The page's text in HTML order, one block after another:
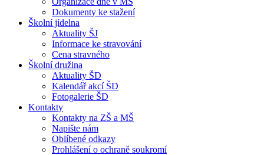
Dokumenty ke stažení
Školní jídelna
Aktuality ŠJ
Informace ke stravování
Cena stravného
Školní družina
Aktuality ŠD
Kalendář akcí ŠD
Fotogalerie ŠD
Kontakty
Kontakty na ZŠ a MŠ
Napište nám
Oblíbené odkazy
Prohlášení o ochraně soukromí